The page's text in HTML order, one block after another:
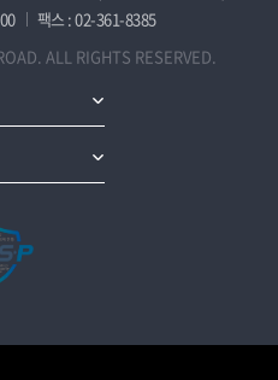
팩스 : 02-361-8385
ALL RIGHTS RESERVED.